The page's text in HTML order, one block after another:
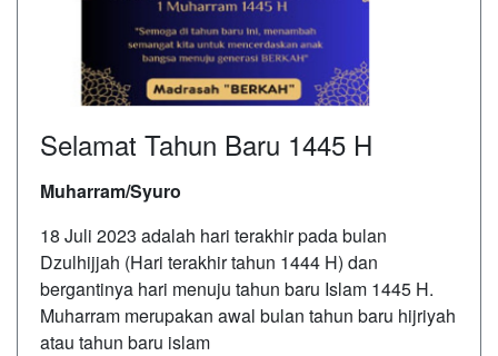
Selamat Tahun Baru 1445 H
Muharram/Syuro
18 Juli 2023 adalah hari terakhir pada bulan
Dzulhijjah (Hari terakhir tahun 1444 H) dan
bergantinya hari menuju tahun baru Islam 1445 H.
Muharram merupakan awal bulan tahun baru hijriyah
atau tahun baru islam